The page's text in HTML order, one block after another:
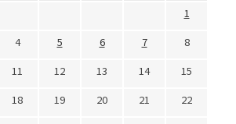
1
4 5 6 7
8
11 12 13 14
15
18 19 20 21
22